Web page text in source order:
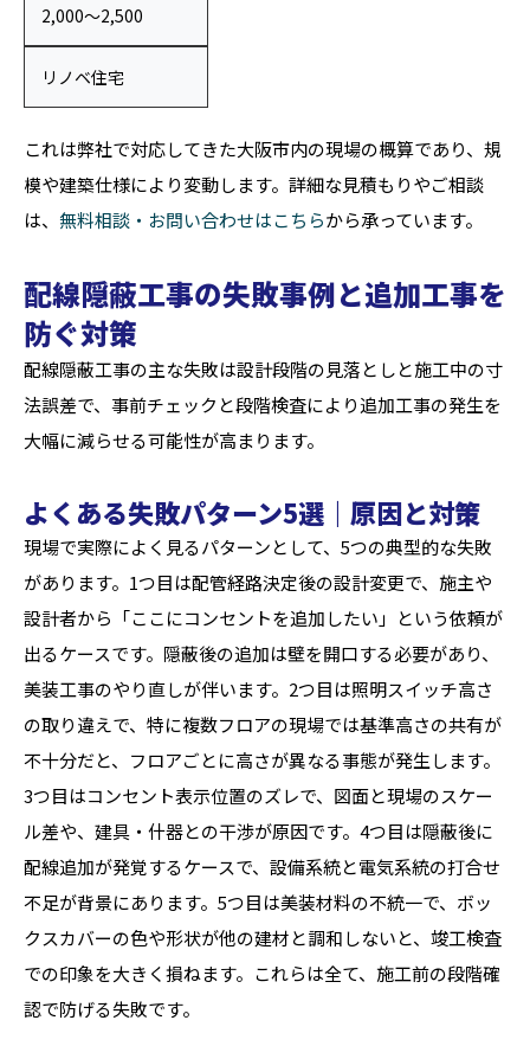
2,000〜2,500
リノベ住宅
これは弊社で対応してきた大阪市内の現場の概算であり、規
模や建築仕様により変動します。詳細な見積もりやご相談
は、 無料相談・お問い合わせはこちらから承っています。
配線隠蔽工事の失敗事例と追加工事を
防ぐ対策
配線隠蔽工事の主な失敗は設計段階の見落としと施工中の寸
法誤差で、事前チェックと段階検査により追加工事の発生を
大幅に減らせる可能性が高まります。
よくある失敗パターン5選｜原因と対策
現場で実際によく見るパターンとして、5つの典型的な失敗
があります。1つ目は配管経路決定後の設計変更で、施主や
設計者から「ここにコンセントを追加したい」という依頼が
出るケースです。隠蔽後の追加は壁を開口する必要があり、
美装工事のやり直しが伴います。2つ目は照明スイッチ高さ
の取り違えで、特に複数フロアの現場では基準高さの共有が
不十分だと、フロアごとに高さが異なる事態が発生します。
3つ目はコンセント表示位置のズレで、図面と現場のスケー
ル差や、建具・什器との干渉が原因です。4つ目は隠蔽後に
配線追加が発覚するケースで、設備系統と電気系統の打合せ
不足が背景にあります。5つ目は美装材料の不統一で、ボッ
クスカバーの色や形状が他の建材と調和しないと、竣工検査
での印象を大きく損ねます。これらは全て、施工前の段階確
認で防げる失敗です。